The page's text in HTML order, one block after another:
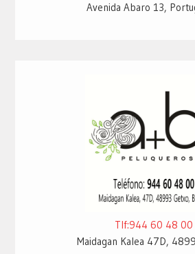
Avenida Abaro 13,
Tlf:944 60 48 00
Maidagan Kalea 47D,